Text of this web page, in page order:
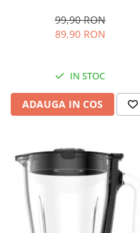
Deschidere 180°, Suprafata
de gatire 23 x 14 cm, Negru
99,90 RON
89,90 RON
IN STOC
ADAUGA IN COS